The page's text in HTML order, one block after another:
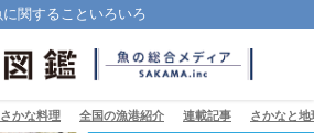
に関することいろいろ
さかな料理 全国の漁港紹介 連載記事 さかなと地